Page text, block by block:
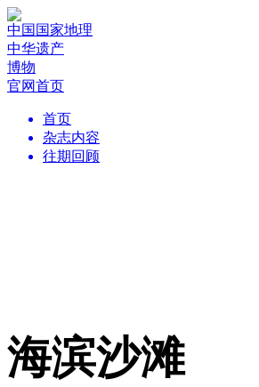
中国国家地理
中华遗产
博物
官网首页
首页
杂志内容
往期回顾
海滨沙滩